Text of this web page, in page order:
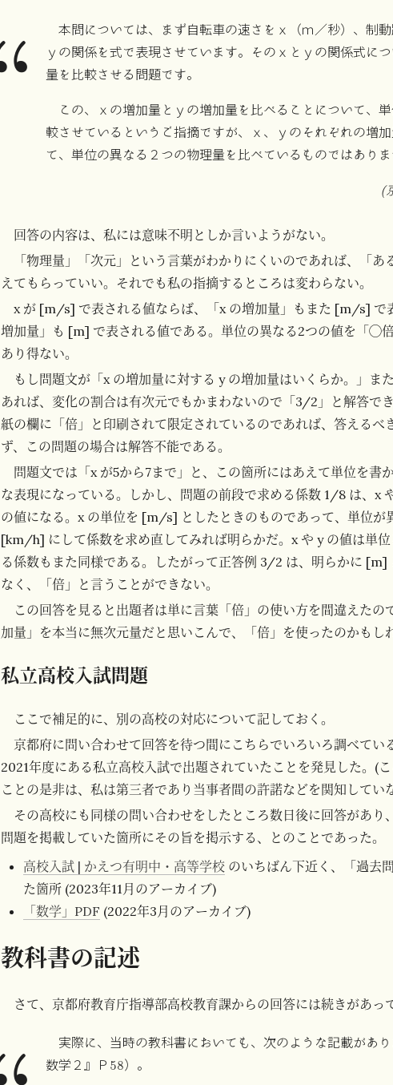
本問については、まず自転車の速さをｘ（ｍ／秒）、制
ｙの関係を式で表現させています。そのｘとｙの関係式に
量を比較させる問題です。
この、ｘの増加量とｙの増加量を比べることについて、
較させているというご指摘ですが、ｘ、ｙのそれぞれの増
て、単位の異なる２つの物理量を比べているものではありま
(
回答の内容は、私には意味不明としか言いようがない。
「物理量」「次元」という言葉がわかりにくいのであれば、「
えてもらっていい。それでも私の指摘するところは変わらない。
x が [m/s] で表される値ならば、「x の増加量」もまた [m/s] で
増加量」も [m] で表される値である。単位の異なる2つの値を「◯
あり得ない。
もし問題文が「x の増加量に対する y の増加量はいくらか。」ま
あれば、変化の割合は有次元でもかまわないので「3/2」と解答で
紙の欄に「倍」と印刷されて限定されているのであれば、答えるべ
ず、この問題の場合は解答不能である。
問題文では「x が5から7まで」と、この箇所にはあえて単位を書
な表現になっている。しかし、問題の前段で求める係数 1/8 は、x
の値になる。x の単位を [m/s] としたときのものであって、単位が
[km/h] にして係数を求め直してみれば明らかだ。x や y の値は単
る係数もまた同様である。したがって正答例 3/2 は、明らかに
なく、「倍」と言うことができない。
この回答を見ると出題者は単に言葉「倍」の使い方を間違えたの
加量」を本当に無次元量だと思いこんで、「倍」を使ったのかもし
私立高校入試問題
ここで補足的に、別の高校の対応について記しておく。
京都府に問い合わせて回答を待つ間にこちらでいろいろ調べてい
2021年度にある私立高校入試で出題されていたことを発見した。(
ことの是非は、私は第三者であり当事者間の許諾などを関知してい
その高校にも同様の問い合わせをしたところ数日後に回答があり
問題を掲載していた箇所にその旨を掲示する、とのことであった。
高校入試 | かえつ有明中・高等学校 のいちばん下近く、「過去
た箇所 (2023年11月のアーカイブ)
「数学」PDF (2022年3月のアーカイブ)
教科書の記述
さて、京都府教育庁指導部高校教育課からの回答には続きがあって
実際に、当時の教科書においても、次のような記載があ
数学２』Ｐ58）。